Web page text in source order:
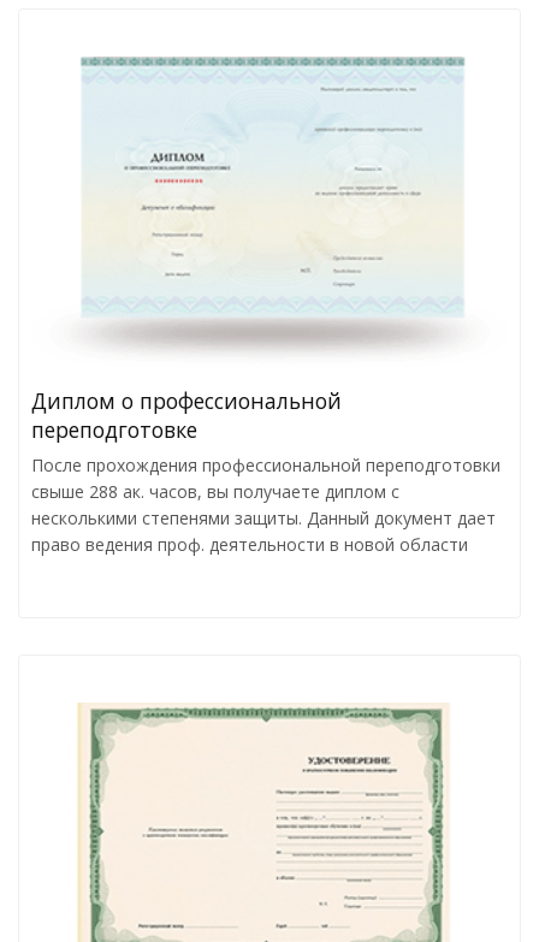
Диплом о профессиональной
переподготовке
После прохождения профессиональной переподготовки
свыше 288 ак. часов, вы получаете диплом с
несколькими степенями защиты. Данный документ дает
право ведения проф. деятельности в новой области